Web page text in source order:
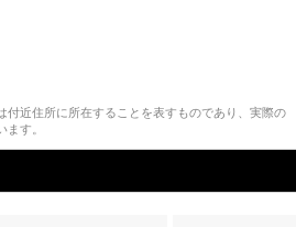
近住所に所在することを表すものであり、実際の
す。